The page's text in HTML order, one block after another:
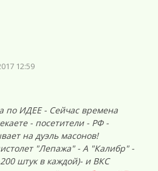
12:59
по ИДЕЕ - Сейчас времена
- посетители - РФ -
на дуэль масонов!
"Лепажа" - А "Калибр" -
штук в каждой)- и ВКС